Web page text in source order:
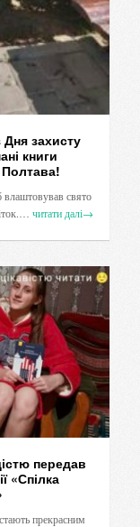
захисту
книги
Полтава!
свято
читати далі→
передав
«Спілка
прекрасним